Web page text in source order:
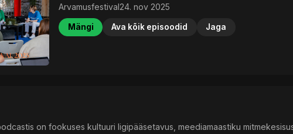
Arvamusfestival24. nov 2025
Mängi Ava kõik episoodid Jaga
on fookuses kultuuri ligipääsetavus, meediamaastiku